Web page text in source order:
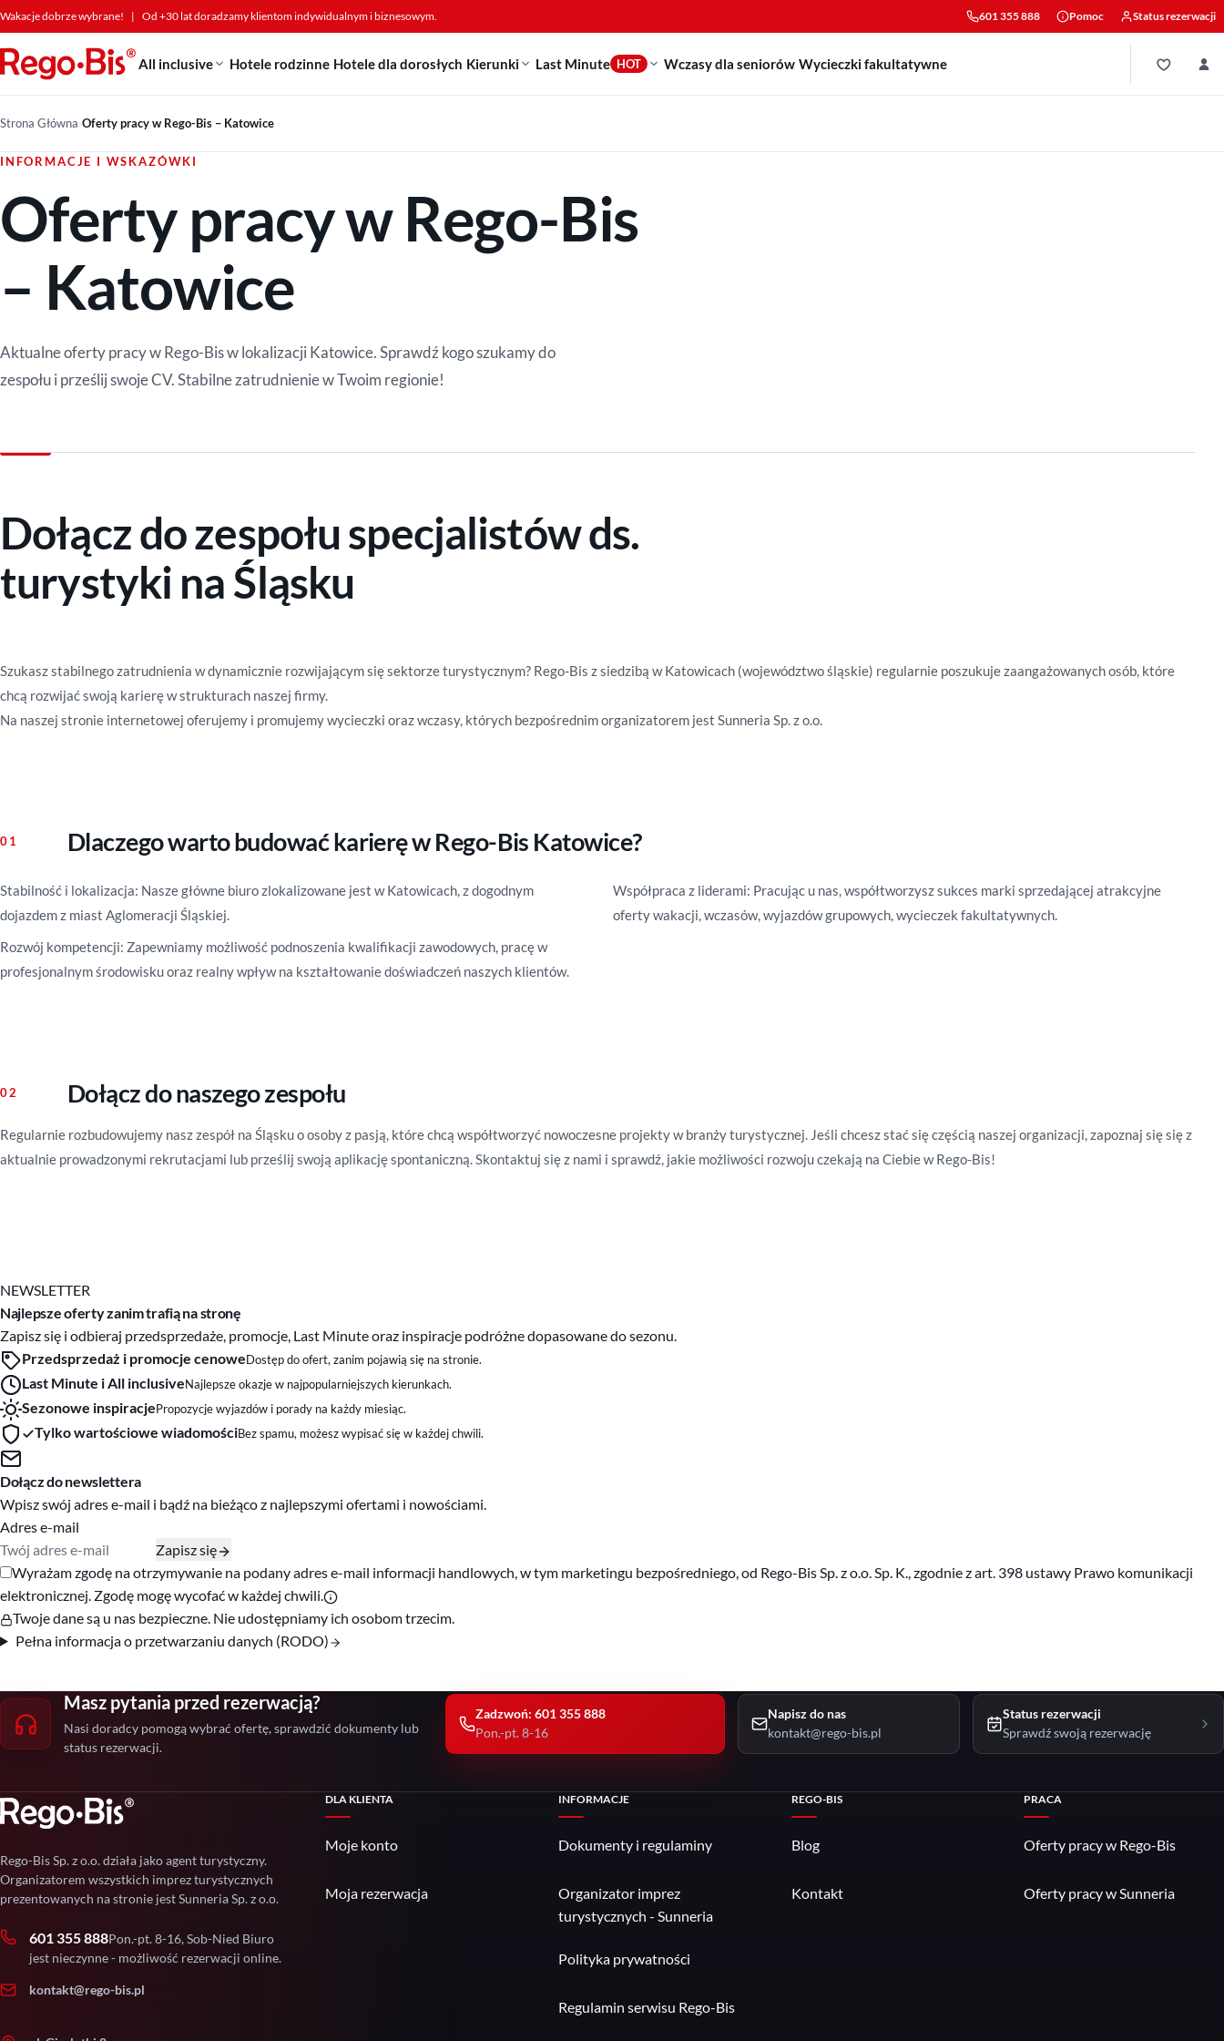
Przejdź do treści
Wakacje dobrze wybrane! | Od +30 lat doradzamy klientom indywidualnym i biznesowym. 601 355 888 Pomoc Status rezerwacji
All inclusive Hotele rodzinne Hotele dla dorosłych Kierunki Last Minute HOT Wczasy dla seniorów Wycieczki fakultatywne
Strona Główna›Oferty pracy w Rego-Bis – Katowice
INFORMACJE I WSKAZÓWKI
Oferty pracy w Rego-Bis
– Katowice
Aktualne oferty pracy w Rego-Bis w lokalizacji Katowice. Sprawdź kogo szukamy do
zespołu i prześlij swoje CV. Stabilne zatrudnienie w Twoim regionie!
Dołącz do zespołu specjalistów ds.
turystyki na Śląsku
Szukasz stabilnego zatrudnienia w dynamicznie rozwijającym się sektorze turystycznym? Rego-Bis z siedzibą w Katowicach (województwo śląskie) regularnie poszukuje zaangażowanych osób, które
chcą rozwijać swoją karierę w strukturach naszej firmy.
Na naszej stronie internetowej oferujemy i promujemy wycieczki oraz wczasy, których bezpośrednim organizatorem jest Sunneria Sp. z o.o.
Dlaczego warto budować karierę w Rego-Bis Katowice?
Stabilność i lokalizacja: Nasze główne biuro zlokalizowane jest w Katowicach, z dogodnym
dojazdem z miast Aglomeracji Śląskiej.
Współpraca z liderami: Pracując u nas, współtworzysz sukces marki sprzedającej atrakcyjne
oferty wakacji, wczasów, wyjazdów grupowych, wycieczek fakultatywnych.
Rozwój kompetencji: Zapewniamy możliwość podnoszenia kwalifikacji zawodowych, pracę w
profesjonalnym środowisku oraz realny wpływ na kształtowanie doświadczeń naszych klientów.
Dołącz do naszego zespołu
Regularnie rozbudowujemy nasz zespół na Śląsku o osoby z pasją, które chcą współtworzyć nowoczesne projekty w branży turystycznej. Jeśli chcesz stać się częścią naszej organizacji, zapoznaj się się z
aktualnie prowadzonymi rekrutacjami lub prześlij swoją aplikację spontaniczną. Skontaktuj się z nami i sprawdź, jakie możliwości rozwoju czekają na Ciebie w Rego-Bis!
NEWSLETTER
Najlepsze oferty zanim trafią na stronę
Zapisz się i odbieraj przedsprzedaże, promocje, Last Minute oraz inspiracje podróżne dopasowane do sezonu.
Przedsprzedaż i promocje cenoweDostęp do ofert, zanim pojawią się na stronie.
Last Minute i All inclusiveNajlepsze okazje w najpopularniejszych kierunkach.
Sezonowe inspiracjePropozycje wyjazdów i porady na każdy miesiąc.
Tylko wartościowe wiadomościBez spamu, możesz wypisać się w każdej chwili.
Dołącz do newslettera
Wpisz swój adres e-mail i bądź na bieżąco z najlepszymi ofertami i nowościami.
Adres e-mail
Zapisz się
Zgody marketingowe
Wyrażam zgodę na otrzymywanie na podany adres e-mail informacji handlowych, w tym marketingu bezpośredniego, od Rego-Bis Sp. z o.o. Sp. K., zgodnie z art. 398 ustawy Prawo komunikacji
elektronicznej. Zgodę mogę wycofać w każdej chwili.
Twoje dane są u nas bezpieczne. Nie udostępniamy ich osobom trzecim.
Pełna informacja o przetwarzaniu danych (RODO)
Masz pytania przed rezerwacją?
Nasi doradcy pomogą wybrać ofertę, sprawdzić dokumenty lub
status rezerwacji.
Zadzwoń: 601 355 888
Pon.-pt. 8-16
Napisz do nas
kontakt@rego-bis.pl
Status rezerwacji
Sprawdź swoją rezerwację
Rego-Bis Sp. z o.o. działa jako agent turystyczny.
Organizatorem wszystkich imprez turystycznych
prezentowanych na stronie jest Sunneria Sp. z o.o.
601 355 888Pon.-pt. 8-16, Sob-Nied Biuro
jest nieczynne - możliwość rezerwacji online.
kontakt@rego-bis.pl
DLA KLIENTA
Moje konto
Moja rezerwacja
INFORMACJE
Dokumenty i regulaminy
Organizator imprez
turystycznych - Sunneria
Polityka prywatności
Regulamin serwisu Rego-Bis
REGO-BIS
Blog
Kontakt
PRACA
Oferty pracy w Rego-Bis
Oferty pracy w Sunneria